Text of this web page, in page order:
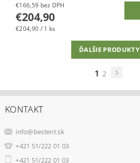
€166,59 bez DPH
€204,90
€204,90 / 1 ks
ĎALŠIE PRODUKTY
1 2
KONTAKT
info@bestent.sk
+421 51/222 01 03
+421 51/222 01 03